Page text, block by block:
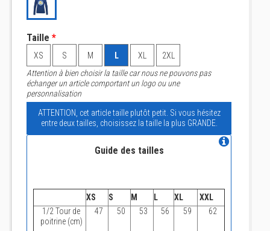
Taille *
XS S M L XL
2XL
Attention à bien choisir la taille car nous ne pouvons pas
échanger un article comportant un logo ou une
personnalisation
ATTENTION, cet article taille plutôt petit. Si vous hésitez
entre deux tailles, choisissez la taille la plus GRANDE.
Guide des tailles
XS S M L XL
XXL
1/2 Tour de
poitrine (cm)
47 50 53 56 59 62